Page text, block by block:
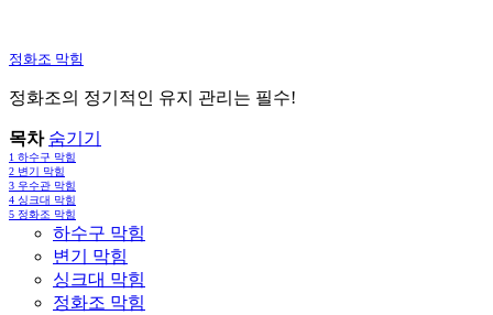
정화조 막힘
정화조의 정기적인 유지 관리는 필수!
목차 숨기기
1 하수구 막힘
2 변기 막힘
3 우수관 막힘
4 싱크대 막힘
5 정화조 막힘
하수구 막힘
변기 막힘
싱크대 막힘
정화조 막힘